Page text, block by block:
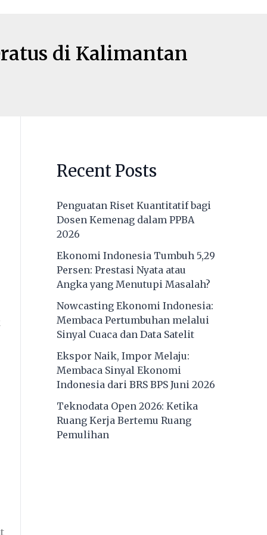
di Kalimantan
Recent Posts
Penguatan Riset Kuantitatif bagi
Dosen Kemenag dalam PPBA
2026
Ekonomi Indonesia Tumbuh 5,29
Persen: Prestasi Nyata atau
Angka yang Menutupi Masalah?
Nowcasting Ekonomi Indonesia:
Membaca Pertumbuhan melalui
Sinyal Cuaca dan Data Satelit
Ekspor Naik, Impor Melaju:
Membaca Sinyal Ekonomi
Indonesia dari BRS BPS Juni 2026
Teknodata Open 2026: Ketika
Ruang Kerja Bertemu Ruang
Pemulihan